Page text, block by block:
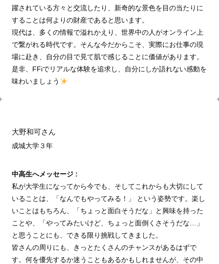
躍されている方々と交流したり、新奇的な景色を目の当たりに
することは何よりの財産であると思います。
現代は、多くの情報で溢れかえり、世界中の人がオンライン上
で繋がれる時代です。そんな今だからこそ、実際にお仕事の現
場に赴き、自分の目で見て肌で感じることに価値があります。
是非、FFiでリアルな体験を追求し、自分にしか語れない感動を
味わいましょう
大野和可さん
成城大学３年
中高生へメッセージ :
私が大学生になってから今でも、そしてこれからも大切にして
いることは、「なんでもやってみる！」 という姿勢です。楽し
いことはもちろん、「ちょっと面白そうだな」と興味を持った
ことや、「やってみたいけど、ちょっと面倒くさそうだな…」
と思うことにも、できる限り挑戦してきました。
皆さんの周りにも、きっとたくさんのチャンスがあるはずで
す。何を優先するか迷うこともあるかもしれませんが、その中